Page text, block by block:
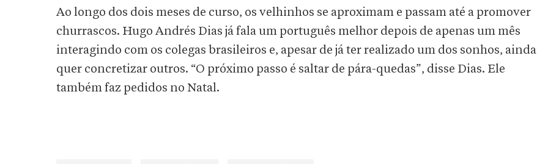
Ao longo dos dois meses de curso, os velhinhos se aproximam e passam até a promover
churrascos. Hugo Andrés Dias já fala um português melhor depois de apenas um mês
interagindo com os colegas brasileiros e, apesar de já ter realizado um dos sonhos, ainda
quer concretizar outros. “O próximo passo é saltar de pára-quedas”, disse Dias. Ele
também faz pedidos no Natal.